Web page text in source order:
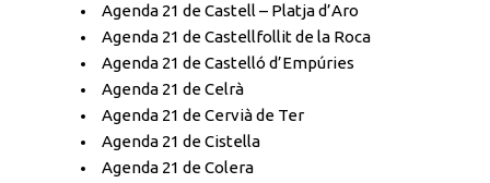
Agenda 21 de Castell – Platja d’Aro
Agenda 21 de Castellfollit de la Roca
Agenda 21 de Castelló d’Empúries
Agenda 21 de Celrà
Agenda 21 de Cervià de Ter
Agenda 21 de Cistella
Agenda 21 de Colera